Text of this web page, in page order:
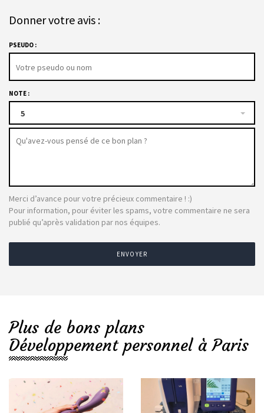
Donner votre avis :
PSEUDO :
NOTE :
5
Merci d’avance pour votre précieux commentaire ! :)
Pour information, pour éviter les spams, votre commentaire ne sera
publié qu’après validation par nos équipes.
ENVOYER
Plus de bons plans
Développement personnel à Paris